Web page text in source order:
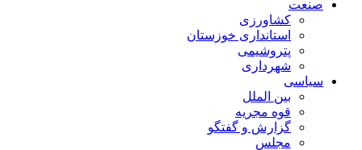
صنعت
کشاورزی
استانداری خوزستان
پتروشیمی
شهرداری
سیاسی
بین الملل
قوه مجریه
گزارش و گفتگو
مجلس